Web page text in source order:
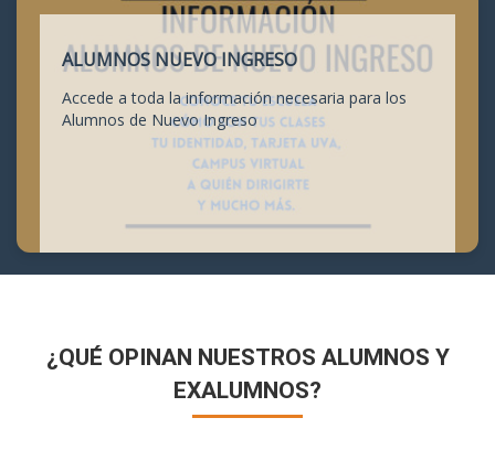
ALUMNOS NUEVO INGRESO
Accede a toda la información necesaria para los
Alumnos de Nuevo Ingreso
¿QUÉ OPINAN NUESTROS ALUMNOS Y
EXALUMNOS?